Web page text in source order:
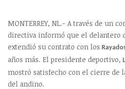
MONTERREY, NL.- A través de un
directiva informó que el delantero
extendió su contrato con los
años más. El presidente deportivo,
mostró satisfecho con el cierre de
del andino.